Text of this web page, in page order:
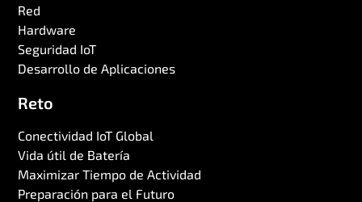
Red
Hardware
Seguridad IoT
Desarrollo de Aplicaciones
Reto
Conectividad IoT Global
Vida útil de Batería
Maximizar Tiempo de Actividad
Preparación para el Futuro